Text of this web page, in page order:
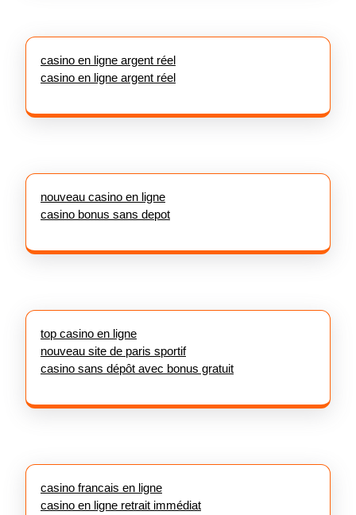
casino en ligne argent réel
casino en ligne argent réel
nouveau casino en ligne
casino bonus sans depot
top casino en ligne
nouveau site de paris sportif
casino sans dépôt avec bonus gratuit
casino francais en ligne
casino en ligne retrait immédiat